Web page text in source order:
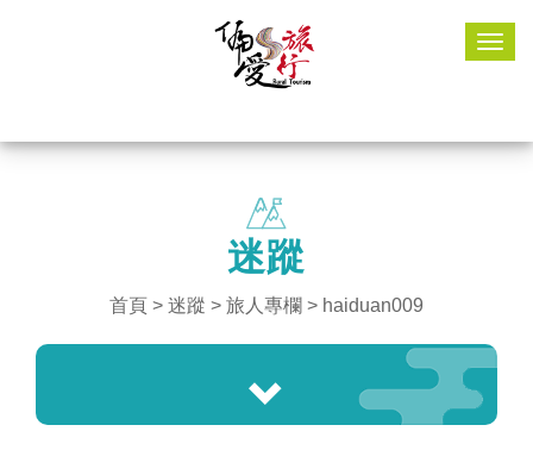
迷蹤
首頁 > 迷蹤 > 旅人專欄 > haiduan009